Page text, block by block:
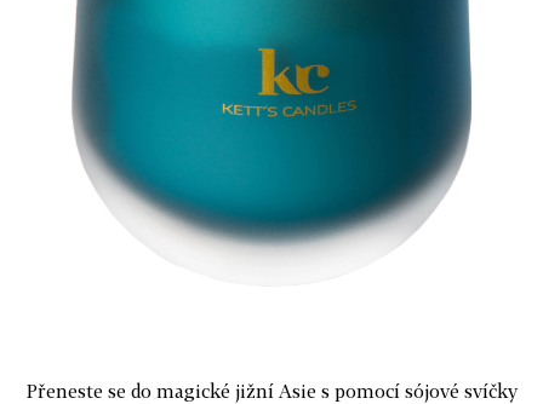
Přeneste se do magické jižní Asie s pomocí sójové svíčky